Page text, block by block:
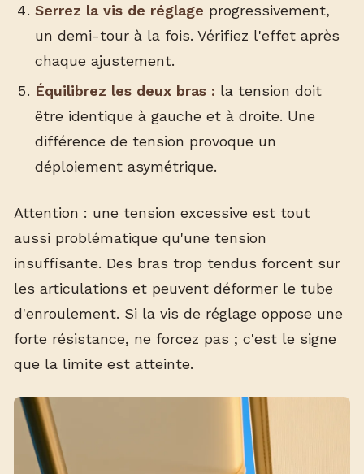
Serrez la vis de réglage progressivement,
un demi-tour à la fois. Vérifiez l'effet après
chaque ajustement.
Équilibrez les deux bras : la tension doit
être identique à gauche et à droite. Une
différence de tension provoque un
déploiement asymétrique.
Attention : une tension excessive est tout
aussi problématique qu'une tension
insuffisante. Des bras trop tendus forcent sur
les articulations et peuvent déformer le tube
d'enroulement. Si la vis de réglage oppose une
forte résistance, ne forcez pas ; c'est le signe
que la limite est atteinte.